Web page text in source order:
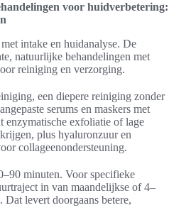
voor huidverbetering:
intake en huidanalyse. De
natuurlijke behandelingen met
reiniging en verzorging.
een diepere reiniging zonder
serums en maskers met
enzymatische exfoliatie of lage
plus hyaluronzuur en
collageenondersteuning.
minuten. Voor specifieke
in van maandelijkse of 4–
Dat levert doorgaans betere,